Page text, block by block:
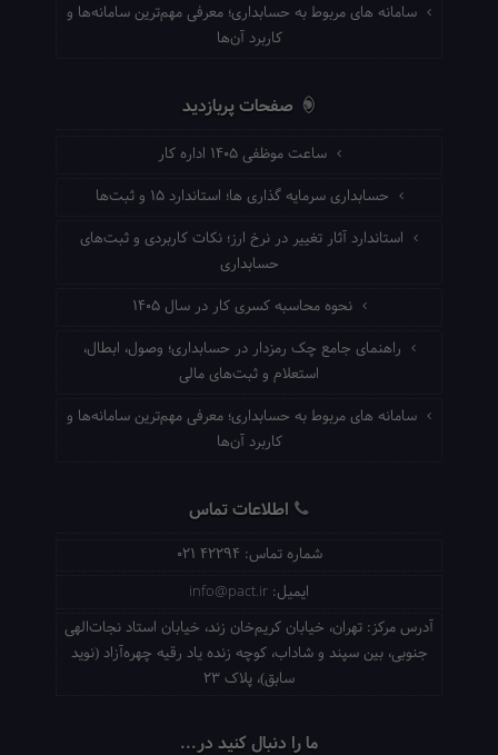
سامانه های مربوط به حسابداری؛ معرفی مهم‌ترین سامانه‌ها و
کاربرد آن‌ها
صفحات پربازدید
ساعت موظفی ۱۴۰۵ اداره کار
حسابداری سرمایه گذاری ها؛ استاندارد ۱۵ و ثبت‌ها
استاندارد آثار تغییر در نرخ ارز؛ نکات کاربردی و ثبت‌های
حسابداری
نحوه محاسبه کسری کار در سال ۱۴۰۵
راهنمای جامع چک رمزدار در حسابداری؛ وصول، ابطال،
استعلام و ثبت‌های مالی
سامانه های مربوط به حسابداری؛ معرفی مهم‌ترین سامانه‌ها و
کاربرد آن‌ها
اطلاعات تماس
شماره تماس: 021 42294
ایمیل: info@pact.ir
آدرس مرکز: تهران، خیابان کریم‌خان زند، خیابان استاد نجات‌الهی
جنوبی، بین سپند و شاداب، کوچه زنده یاد رقیه چهره‌آزاد (نوید
سابق)، پلاک 23
ما را دنبال کنید در...